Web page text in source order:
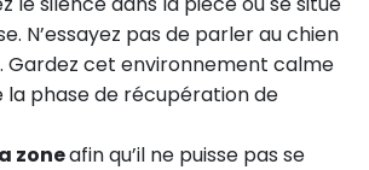
N’essayez pas de parler au chien
Gardez cet environnement calme
phase de récupération de
zoneafin qu’il ne puisse pas se